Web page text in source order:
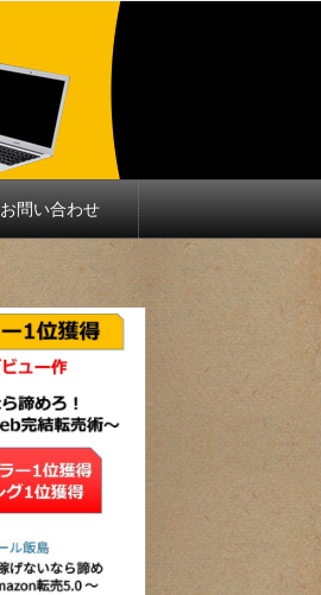
お問い合わせ